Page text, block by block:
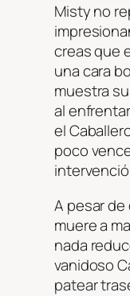
Misty no
creas que
una cara
muestra
al
el
poco
A pesar
muere a
nada
vanidoso
patear